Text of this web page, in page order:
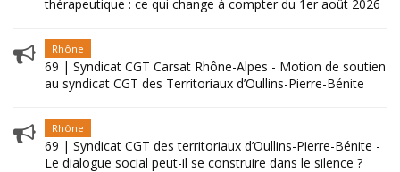
thérapeutique : ce qui change à compter du 1er août 2026
Rhône
69 | Syndicat CGT Carsat Rhône-Alpes - Motion de soutien
au syndicat CGT des Territoriaux d’Oullins-Pierre-Bénite
Rhône
69 | Syndicat CGT des territoriaux d’Oullins-Pierre-Bénite -
Le dialogue social peut-il se construire dans le silence ?